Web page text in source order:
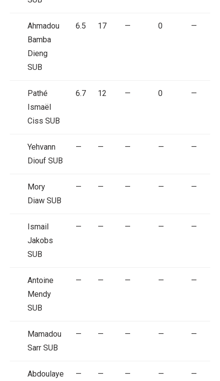
Ahmadou
Bamba
Dieng
SUB
6.5 17 — 0 —
Pathé
Ismaël
Ciss SUB
6.7 12 — 0 —
Yehvann
Diouf SUB
— — — — —
Mory
Diaw SUB
— — — — —
Ismail
Jakobs
SUB
— — — — —
Antoine
Mendy
SUB
— — — — —
Mamadou
Sarr SUB
— — — — —
Abdoulaye
— — — — —